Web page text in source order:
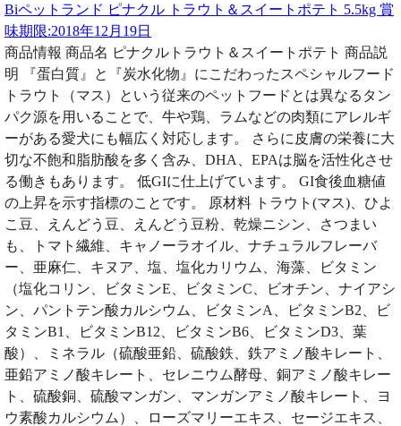
Biペットランド ピナクル トラウト＆スイートポテト 5.5kg 賞
味期限:2018年12月19日
商品情報 商品名 ピナクルトラウト＆スイートポテト 商品説
明 『蛋白質』と『炭水化物』にこだわったスペシャルフード
トラウト（マス）という従来のペットフードとは異なるタン
パク源を用いることで、牛や鶏、ラムなどの肉類にアレルギ
ーがある愛犬にも幅広く対応します。 さらに皮膚の栄養に大
切な不飽和脂肪酸を多く含み、DHA、EPAは脳を活性化させ
る働きもあります。 低GIに仕上げています。 GI食後血糖値
の上昇を示す指標のことです。 原材料 トラウト(マス)、ひよ
こ豆、えんどう豆、えんどう豆粉、乾燥ニシン、さつまい
も、トマト繊維、キャノーラオイル、ナチュラルフレーバ
ー、亜麻仁、キヌア、塩、塩化カリウム、海藻、ビタミン
（塩化コリン、ビタミンE、ビタミンC、ビオチン、ナイアシ
ン、パントテン酸カルシウム、ビタミンA、ビタミンB2、ビ
タミンB1、ビタミンB12、ビタミンB6、ビタミンD3、葉
酸）、ミネラル（硫酸亜鉛、硫酸鉄、鉄アミノ酸キレート、
亜鉛アミノ酸キレート、セレニウム酵母、銅アミノ酸キレー
ト、硫酸銅、硫酸マンガン、マンガンアミノ酸キレート、ヨ
ウ素酸カルシウム）、ローズマリーエキス、セージエキス、